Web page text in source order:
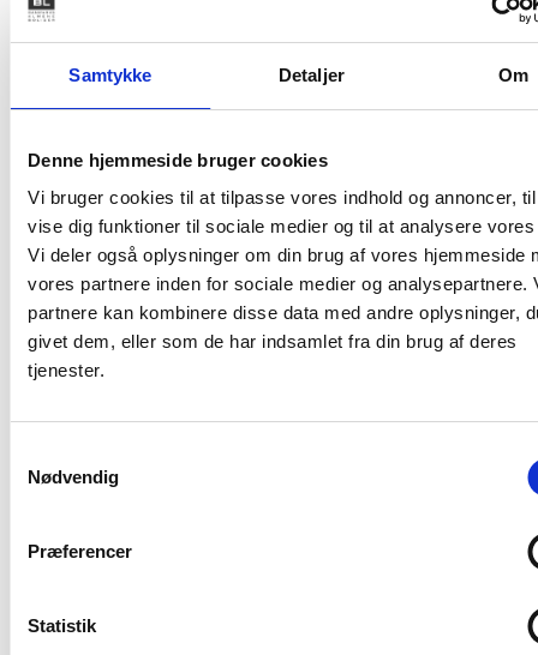
Samtykke Detaljer Om
Denne hjemmeside bruger cookies
Vi bruger cookies til at tilpasse vores indhold og annoncer,
vise dig funktioner til sociale medier og til at analysere
Vi deler også oplysninger om din brug af vores hjemmeside
vores partnere inden for sociale medier og analysepartnere.
partnere kan kombinere disse data med andre oplysninger,
givet dem, eller som de har indsamlet fra din brug af deres
tjenester.
Nødvendig
Præferencer
Statistik
idet Energieffektivitetsdirektivet ikke giver hjemmel til en
sådan dispensationsadgang. BL finder dette beklageligt,
idet boligorganisa-tionerne har en bunden opgave i at
uforholdsmæssigt store administrative omkostninger at
overholde bekendtgørelsens § 15 og 17.
BL vurderer, at der er behov for en dispensationsordning.
Oplysningspligten efter § 21
I bestemmelsen er der krav til
”Varmedistributionsvirksomheder”, men det bør vel rettelig
være ”Fjernkølingsdistributionsvirksomhed”.
begrebet ”hoved- afregningsmåler”, ligesom ved § 16.
omstilling § 25
initiativet om at varmedistributionsselskaberne skal